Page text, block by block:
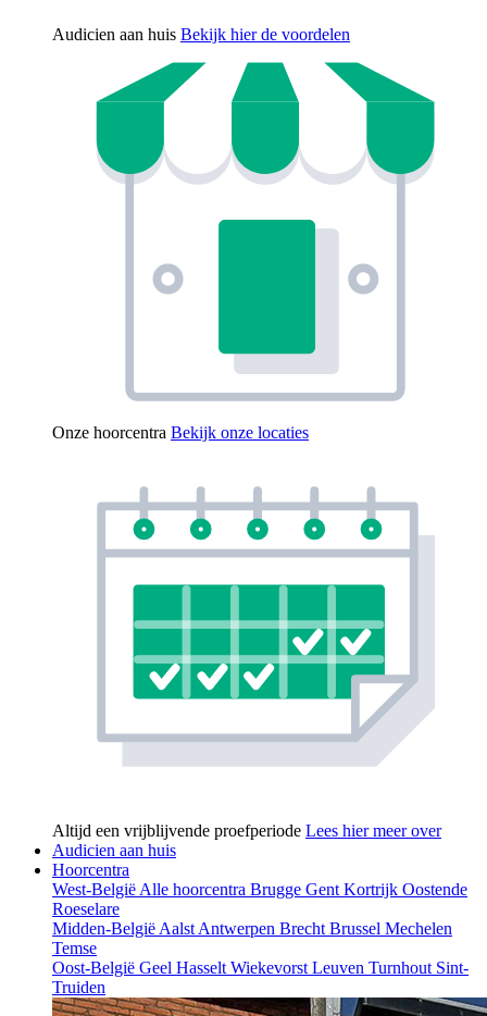
Audicien aan huis Bekijk hier de voordelen
Onze hoorcentra Bekijk onze locaties
Altijd een vrijblijvende proefperiode Lees hier meer over
Audicien aan huis
Hoorcentra
West-België Alle hoorcentra Brugge Gent Kortrijk Oostende
Roeselare
Midden-België Aalst Antwerpen Brecht Brussel Mechelen
Temse
Oost-België Geel Hasselt Wiekevorst Leuven Turnhout Sint-
Truiden